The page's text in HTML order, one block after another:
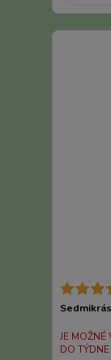
JE MOŽNÉ
DO TÝDNE